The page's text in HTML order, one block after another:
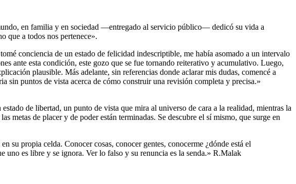
en familia y en sociedad ―entregado al servicio público― dedicó su vida a
que a todos nos pertenece».
conciencia de un estado de felicidad indescriptible, me había asomado a un intervalo
ante esta condición, este gozo que se fue tornando reiterativo y acumulativo. Luego,
plausible. Más adelante, sin referencias donde aclarar mis dudas, comencé a
sin puntos de vista acerca de cómo construir una revisión completa y precisa.»
de libertad, un punto de vista que mira al universo de cara a la realidad, mientras la
metas de placer y de poder están terminadas. Se descubre el sí mismo, que surge en
su propia celda. Conocer cosas, conocer gentes, conocerme ¿dónde está el
uno es libre y se ignora. Ver lo falso y su renuncia es la senda.» R.Malak